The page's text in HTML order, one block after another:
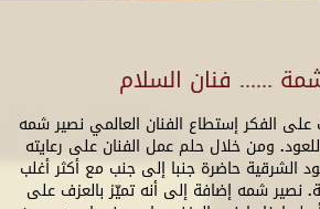
...... فنان السلام
الفكر إستطاع الفنان العالمي نصير شمه
ومن خلال حلم عمل الفنان على رعايته
الشرقية حاضرة جنبا إلى جنب مع أكثر أغلب
نصير شمه إضافة إلى أنه تميّز بالعزف على